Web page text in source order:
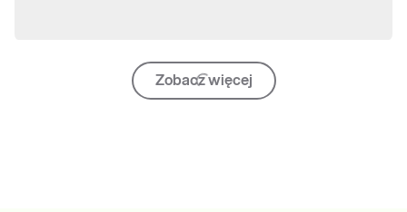
Zobacz więcej